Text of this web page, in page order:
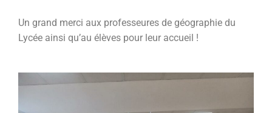
Un grand merci aux professeures de géographie du
Lycée ainsi qu’au élèves pour leur accueil !